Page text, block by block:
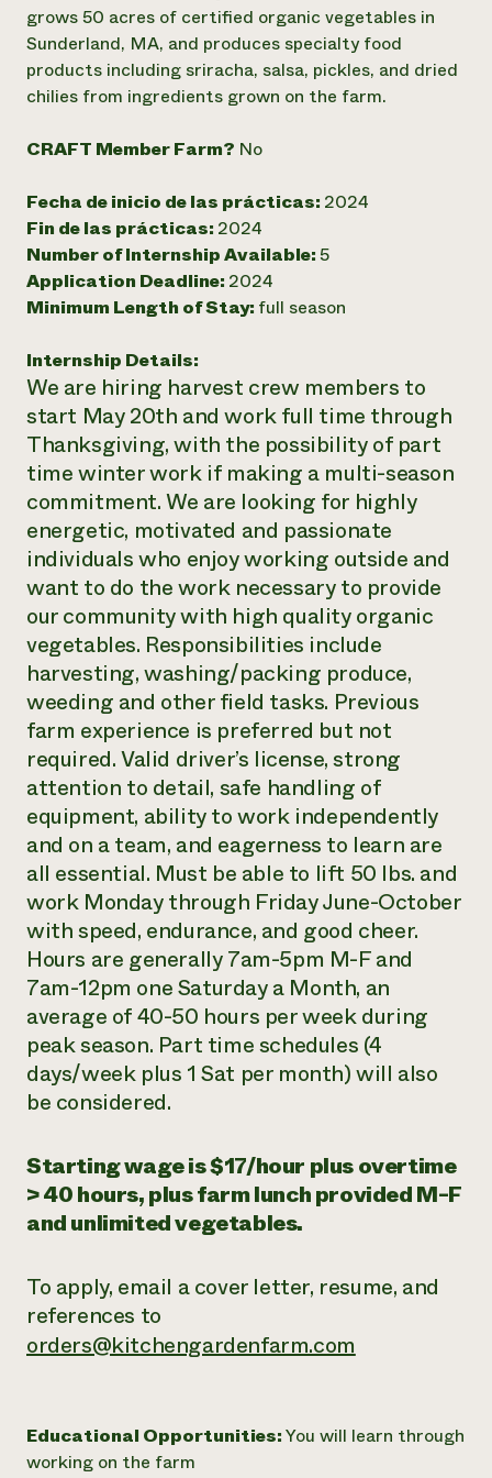
Informes anuales y financieros
Historias de impacto
impacto 2024
LEER EL INFORME
Latinos en la agricultura
Sistemas alimentarios locales
Las mujeres en la agricultura
Programa de descuentos de NorthWestern Energy
Servicios energéticos comerciales
Servicios energéticos residenciales
Centro de intercambio de información AgriSolar
Blog
Publicaciones
Cursos cortos
Oportunidades de financiación
Noticias
Internship Hub
Buscar prácticas
Contratar a un becario
un
Llame a la
directa de
1-800-346-
Asociaciones empresariales
Donar
Donaciones planificadas
Boletín
Todos
contribuyen a la
resiliencia de la
comunidad.
DONAR AHORA
grows 50 acres of certified organic vegetables in
Sunderland, MA, and produces specialty food
products including sriracha, salsa, pickles, and dried
chilies from ingredients grown on the farm.
CRAFT Member Farm? No
Fecha de inicio de las prácticas: 2024
Fin de las prácticas: 2024
Number of Internship Available:5
Application Deadline: 2024
Minimum Length of Stay: full season
Internship Details:
We are hiring harvest crew members to
start May 20th and work full time through
Thanksgiving, with the possibility of part
time winter work if making a multi-season
commitment. We are looking for highly
energetic, motivated and passionate
individuals who enjoy working outside and
want to do the work necessary to provide
our community with high quality organic
vegetables. Responsibilities include
harvesting, washing/packing produce,
weeding and other field tasks. Previous
farm experience is preferred but not
required. Valid driver’s license, strong
attention to detail, safe handling of
equipment, ability to work independently
and on a team, and eagerness to learn are
all essential. Must be able to lift 50 lbs. and
work Monday through Friday June-October
with speed, endurance, and good cheer.
Hours are generally 7am-5pm M-F and
7am-12pm one Saturday a Month, an
average of 40-50 hours per week during
peak season. Part time schedules (4
days/week plus 1 Sat per month) will also
be considered.
Starting wage is $17/hour plus overtime
> 40 hours, plus farm lunch provided M-F
and unlimited vegetables.
To apply, email a cover letter, resume, and
references to
orders@kitchengardenfarm.com
Educational Opportunities:You will learn through
working on the farm